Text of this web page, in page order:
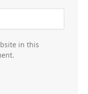
in this